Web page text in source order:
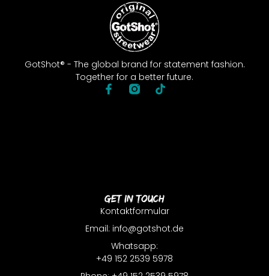
GotShot® - The global brand for statement fashion.
Together for a better future.
Get In Touch
Kontaktformular
Email: info@gotshot.de
Whatsapp:
+49 152 2539 5978